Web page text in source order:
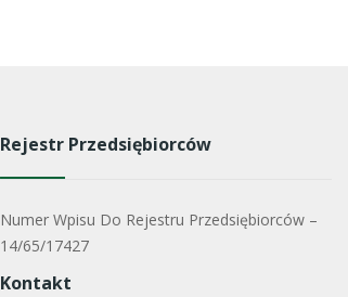
Rejestr Przedsiębiorców
Numer Wpisu Do Rejestru Przedsiębiorców –
14/65/17427
Kontakt